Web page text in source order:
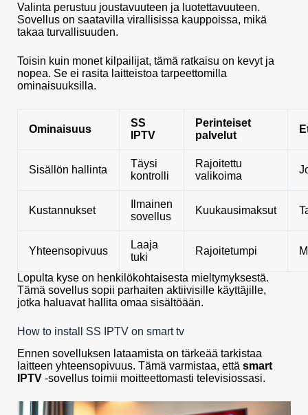
Valinta perustuu joustavuuteen ja luotettavuuteen.
Sovellus on saatavilla virallisissa kauppoissa, mikä
takaa turvallisuuden.
Toisin kuin monet kilpailijat, tämä ratkaisu on kevyt ja
nopea. Se ei rasita laitteistoa tarpeettomilla
ominaisuuksilla.
Ominaisuus
SS
IPTV
Perinteiset
palvelut
Sisällön hallinta
Täysi
kontrolli
Rajoitettu
valikoima
Kustannukset
Ilmainen
sovellus
Kuukausimaksut
Yhteensopivuus
Laaja
tuki
Rajoitetumpi
Lopulta kyse on henkilökohtaisesta mieltymyksestä.
Tämä sovellus sopii parhaiten aktiivisille käyttäjille,
jotka haluavat hallita omaa sisältöään.
How to install SS IPTV on smart tv
Ennen sovelluksen lataamista on tärkeää tarkistaa
laitteen yhteensopivuus. Tämä varmistaa, että smart
IPTV -sovellus toimii moitteettomasti televisiossasi.